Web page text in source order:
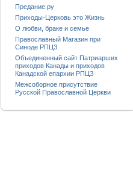
Предание.ру
Приходы-Церковь это Жизнь
О любви, браке и семье
Православный Магазин при
Синоде РПЦЗ
Объединенный сайт Патриарших
приходов Канады и приходов
Канадской епархии РПЦЗ
Межсоборное присутствие
Русской Православной Церкви